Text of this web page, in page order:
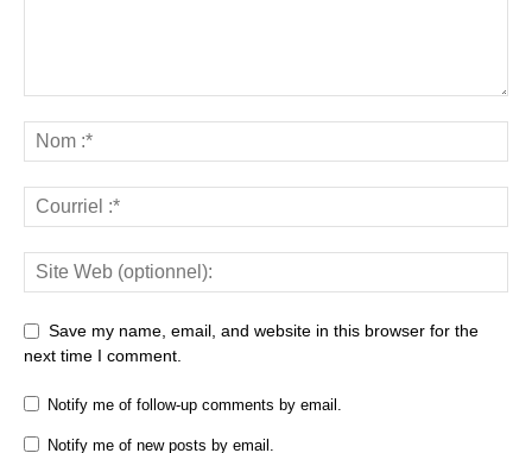
Save my name, email, and website in this browser for the
next time I comment.
Notify me of follow-up comments by email.
Notify me of new posts by email.